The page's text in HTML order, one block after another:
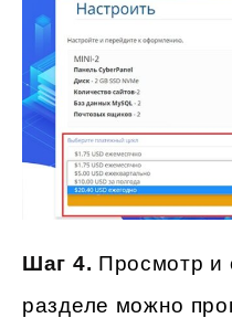
Шаг 4. Просмотр и
разделе можно